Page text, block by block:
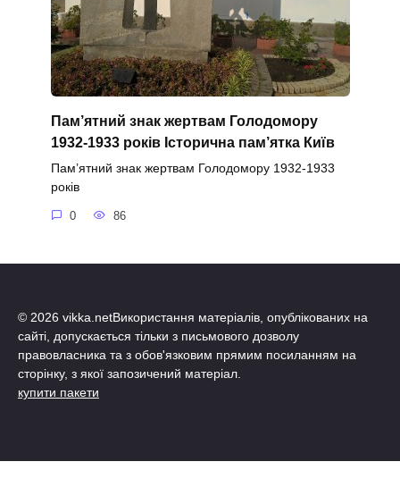
Пам’ятний знак жертвам Голодомору
1932-1933 років Історична пам’ятка Київ
Пам’ятний знак жертвам Голодомору 1932-1933
років
0 86
© 2026 vikka.netВикористання матеріалів, опублікованих на
сайті, допускається тільки з письмового дозволу
правовласника та з обов'язковим прямим посиланням на
сторінку, з якої запозичений матеріал.
купити пакети